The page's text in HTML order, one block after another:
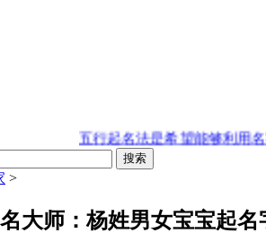
五行起名法是希望能够利用名字
搜索
>
大师：杨姓男女宝宝起名